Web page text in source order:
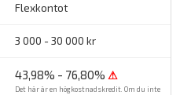
Flexkontot
3 000 - 30 000 kr
43,98% - 76,80% ⚠
Det här är en högkostnadskredit. Om du inte